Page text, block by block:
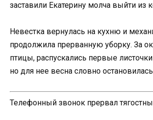
заставили Екатерину молча выйти из
Невестка вернулась на кухню и
продолжила прерванную уборку. За
птицы, распускались первые
но для нее весна словно
Телефонный звонок прервал